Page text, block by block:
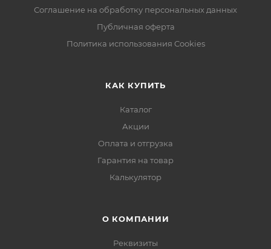
Соглашение на обработку персональных данных
Публичная оферта
Политика использования Cookies
КАК КУПИТЬ
Каталог
Акции
Оплата и отгрузка
Гарантия на товар
Калькулятор
О КОМПАНИИ
Реквизиты